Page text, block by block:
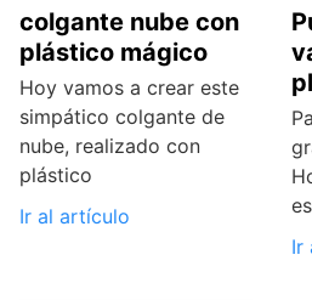
colgante nube con
plástico mágico
Hoy vamos a crear este
simpático colgante de
nube, realizado con
plástico
Ir al artículo
Ir